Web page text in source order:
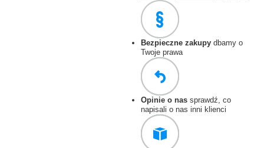
Bezpieczne zakupy dbamy o
Twoje prawa
Opinie o nas sprawdź, co
napisali o nas inni klienci